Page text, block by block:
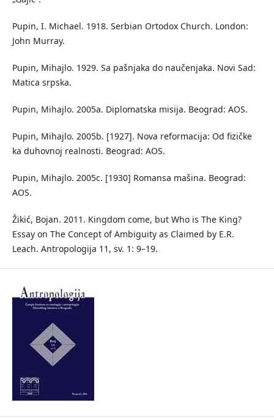
Pupin, I. Michael. 1918. Serbian Ortodox Church. London:
John Murray.
Pupin, Mihajlo. 1929. Sa pašnjaka do naučenjaka. Novi Sad:
Matica srpska.
Pupin, Mihajlo. 2005a. Diplomatska misija. Beograd: AOS.
Pupin, Mihajlo. 2005b. [1927]. Nova reformacija: Od fizičke
ka duhovnoj realnosti. Beograd: AOS.
Pupin, Mihajlo. 2005c. [1930] Romansa mašina. Beograd:
AOS.
Žikić, Bojan. 2011. Kingdom come, but Who is The King?
Essay on The Concept of Ambiguity as Claimed by E.R.
Leach. Antropologija 11, sv. 1: 9–19.